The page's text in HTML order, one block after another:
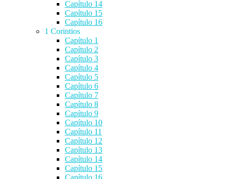
Capítulo 14
Capítulo 15
Capítulo 16
1 Corintios
Capítulo 1
Capítulo 2
Capítulo 3
Capítulo 4
Capítulo 5
Capítulo 6
Capítulo 7
Capítulo 8
Capítulo 9
Capítulo 10
Capítulo 11
Capítulo 12
Capítulo 13
Capítulo 14
Capítulo 15